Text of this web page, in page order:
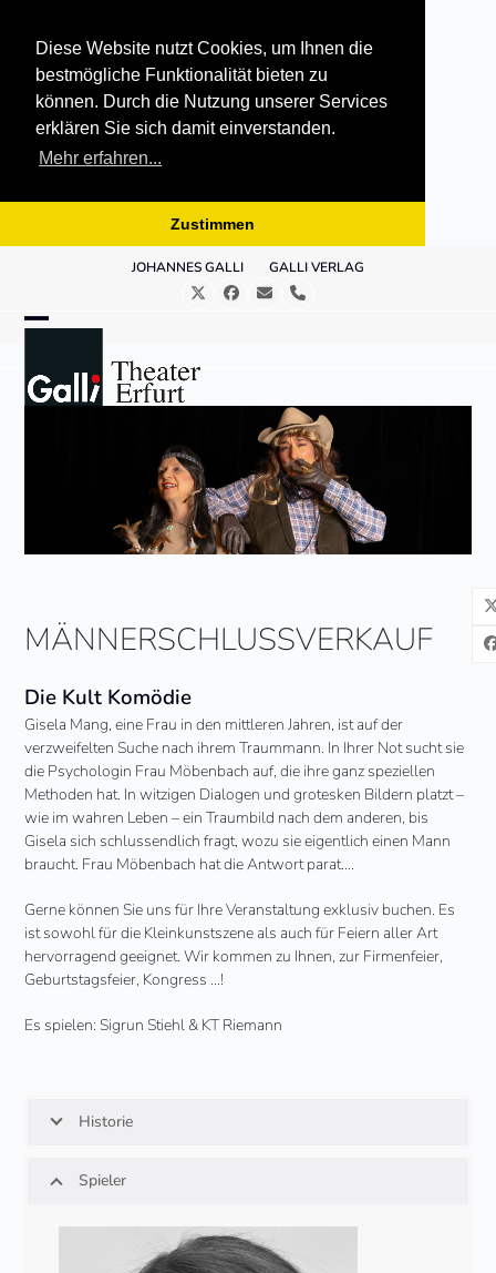
Diese Website nutzt Cookies, um Ihnen die
bestmögliche Funktionalität bieten zu
können. Durch die Nutzung unserer Services
erklären Sie sich damit einverstanden.
Mehr erfahren...
Zustimmen
JOHANNES GALLI GALLI VERLAG
TwitterFacebook
E- Telefon
mobile
menu
mobile
menu
MÄNNERSCHLUSSVERKAUF
Die Kult Komödie
Gisela Mang, eine Frau in den mittleren Jahren, ist auf der
verzweifelten Suche nach ihrem Traummann. In Ihrer Not sucht sie
die Psychologin Frau Möbenbach auf, die ihre ganz speziellen
Methoden hat. In witzigen Dialogen und grotesken Bildern platzt –
wie im wahren Leben – ein Traumbild nach dem anderen, bis
Gisela sich schlussendlich fragt, wozu sie eigentlich einen Mann
braucht. Frau Möbenbach hat die Antwort parat….
Gerne können Sie uns für Ihre Veranstaltung exklusiv buchen. Es
ist sowohl für die Kleinkunstszene als auch für Feiern aller Art
hervorragend geeignet. Wir kommen zu Ihnen, zur Firmenfeier,
Geburtstagsfeier, Kongress …!
Es spielen: Sigrun Stiehl & KT Riemann
Historie
Spieler